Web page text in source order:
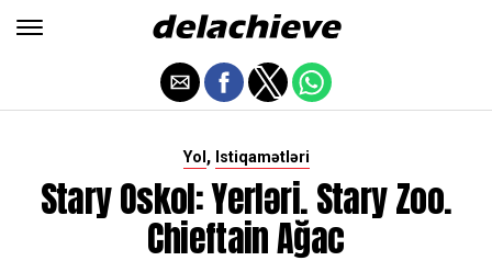
Yol , Istiqamətləri
Stary Oskol: Yerləri. Stary Zoo.
Chieftain Ağac